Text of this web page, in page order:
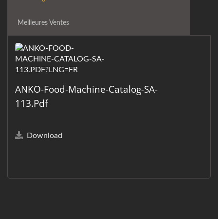
Meilleures Ventes
ANKO-Food-Machine-Catalog-SA-
113.pdf
Download